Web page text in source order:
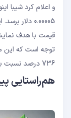
0.00005
736 درصد نسبت به قیمت فعلی 0.000005979 دلار است.
هم‌راستایی